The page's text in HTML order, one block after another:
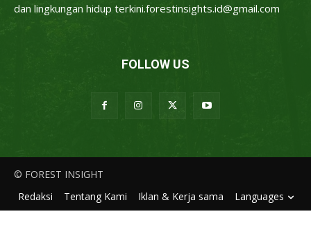
dan lingkungan hidup terkini.forestinsights.id@gmail.com
FOLLOW US
© FOREST INSIGHT
Redaksi
Tentang Kami Iklan & Kerja sama Languages